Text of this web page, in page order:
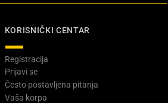
KORISNIČKI CENTAR
Registracija
Prijavi se
Često postavljena pitanja
Vaša korpa